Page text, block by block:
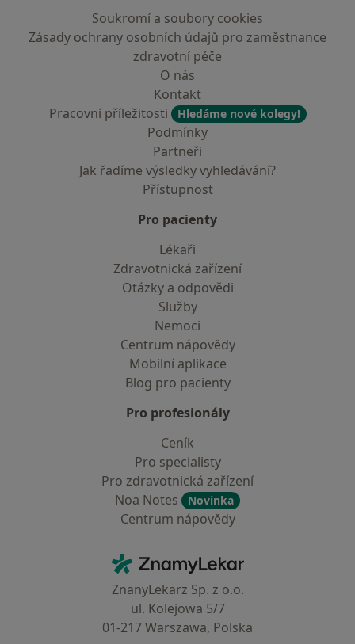
Soukromí a soubory cookies
Zásady ochrany osobních údajů pro zaměstnance
zdravotní péče
O nás
Kontakt
Pracovní příležitosti
Hledáme nové kolegy!
Podmínky
Partneři
Jak řadíme výsledky vyhledávání?
Přístupnost
Pro pacienty
Lékaři
Zdravotnická zařízení
Otázky a odpovědi
Služby
Nemoci
Centrum nápovědy
Mobilní aplikace
Blog pro pacienty
Pro profesionály
Ceník
Pro specialisty
Pro zdravotnická zařízení
Noa Notes
Novinka
Centrum nápovědy
ZnamyLekar - Hlavní stránka
ZnanyLekarz Sp. z o.o.
ul. Kolejowa 5/7
01-217 Warszawa, Polska